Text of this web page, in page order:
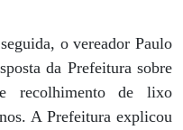
o vereador Paulo
da Prefeitura sobre
recolhimento de lixo
A Prefeitura explicou